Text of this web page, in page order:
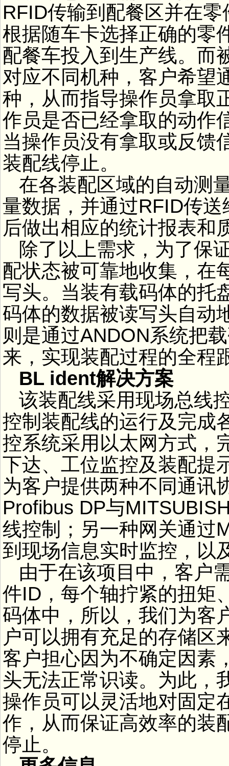
RFID传输到配餐区并在
根据随车卡选择正确的零
配餐车投入到生产线。而
对应不同机种，客户希望
种，从而指导操作员拿取
作员是否已经拿取的动作
当操作员没有拿取或反馈
装配线停止。
在各装配区域的自动测
量数据，并通过RFID传
后做出相应的统计报表和
除了以上需求，为了保
配状态被可靠地收集，在
写头。当装有载码体的托
码体的数据被读写头自动
则是通过ANDON系统把
来，实现装配过程的全程
BL ident解决方案
该装配线采用现场总线
控制装配线的运行及完成
控系统采用以太网方式，
下达、工位监控及装配提
为客户提供两种不同通讯
Profibus DP与
线控制；另一种网关通过
到现场信息实时监控，以
由于在该项目中，客户
件ID，每个轴拧紧的扭矩
码体中，所以，我们为客
户可以拥有充足的存储区
客户担心因为不确定因素
头无法正常识读。为此，
操作员可以灵活地对固定
作，从而保证高效率的装
停止。